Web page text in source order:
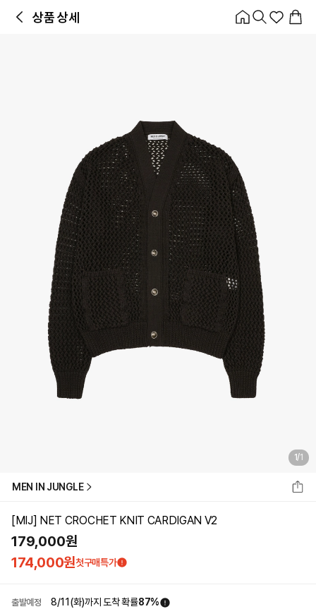
앱 첫 구매 시 10% 쿠폰 + 무료 교환/배송 앱 열기
상품 상세
1/1
MEN IN JUNGLE
[MIJ] NET CROCHET KNIT CARDIGAN V2
179,000원
174,000원첫구매특가
출발예정 8/11(화)까지 도착 확률87%